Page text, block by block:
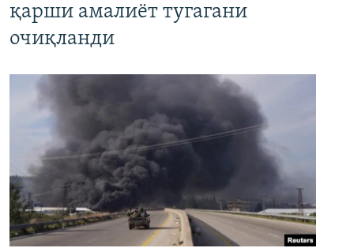
қарши амалиёт тугагани
очиқланди